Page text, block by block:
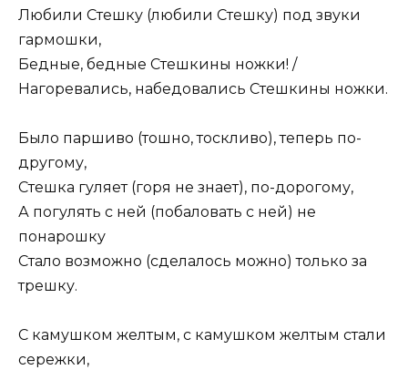
Любили Стешку (любили Стешку) под звуки
гармошки,
Бедные, бедные Стешкины ножки! /
Нагоревались, набедовались Стешкины ножки.
Было паршиво (тошно, тоскливо), теперь по-
другому,
Стешка гуляет (горя не знает), по-дорогому,
А погулять с ней (побаловать с ней) не
понарошку
Стало возможно (сделалось можно) только за
трешку.
С камушком желтым, с камушком желтым стали
сережки,